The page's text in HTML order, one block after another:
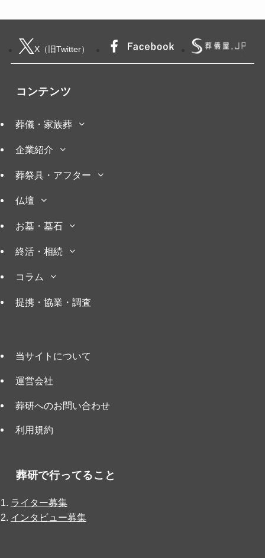
X（旧Twitter）
コンテンツ
葬儀・家族葬
企業紹介
葬祭具・アフター
仏壇
お墓・墓石
終活・相続
コラム
提携・協業・調査
当サイトについて
運営会社
葬研へのお問い合わせ
利用規約
葬研で行ってること
ライター募集
インタビュー募集